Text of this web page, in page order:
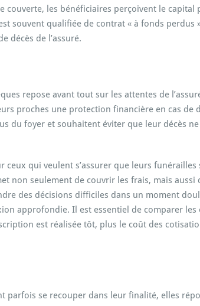
les bénéficiaires perçoivent le capital
souvent qualifiée de contrat « à fonds perdus
décès de l’assuré.
repose avant tout sur les attentes de
proches une protection financière en cas
du foyer et souhaitent éviter que leur décès
ceux qui veulent s’assurer que leurs
non seulement de couvrir les frais, mais
des décisions difficiles dans un moment
approfondie. Il est essentiel de comparer
est réalisée tôt, plus le coût des
parfois se recouper dans leur finalité, elles